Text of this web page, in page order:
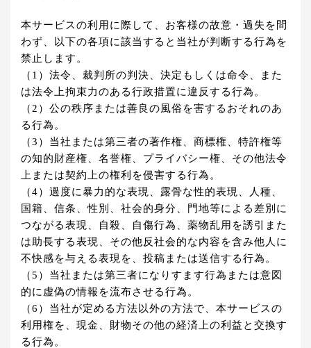
本サービスの利用に際して、お客様の故意・過失を問
わず、以下の各項に該当すると当社が判断する行為を
禁止します。
（1）法令、裁判所の判決、決定もしくは命令、また
は法令上拘束力のある行政措置に違反する行為。
（2）公の秩序または善良の風俗を害するおそれのあ
る行為。
（3）当社または第三者の著作権、商標権、特許権等
の知的財産権、名誉権、プライバシー権、その他法令
上または契約上の権利を侵害する行為。
（4）過度に暴力的な表現、露骨な性的表現、人種、
国籍、信条、性別、社会的身分、門地等による差別に
つながる表現、自殺、自傷行為、薬物乱用を誘引また
は助長する表現、その他反社会的な内容を含み他人に
不快感を与える表現を、投稿または送信する行為。
（5）当社または第三者になりすます行為または意図
的に虚偽の情報を流布させる行為。
（6）当社が定める方法以外の方法で、本サービスの
利用権を、現金、財物その他の経済上の利益と交換す
る行為。